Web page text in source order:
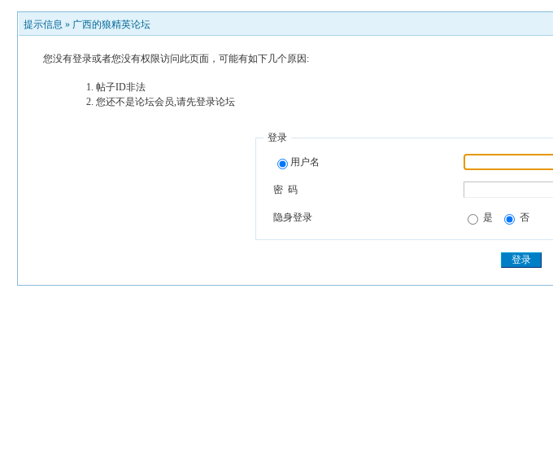
提示信息 » 广西的狼精英论坛
您没有登录或者您没有权限访问此页面，可能有如下几个原因:
帖子ID非法
您还不是论坛会员,请先登录论坛
登录
用户名
密 码
隐身登录 是 否